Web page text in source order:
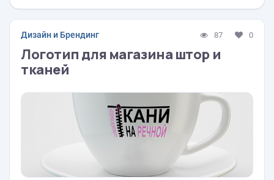
Дизайн и Брендинг 87 0
Логотип для магазина штор и
тканей